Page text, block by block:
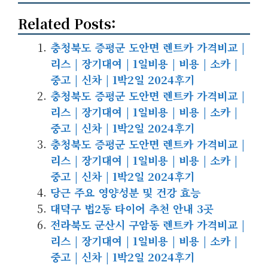
Related Posts:
충청북도 증평군 도안면 렌트카 가격비교 |
리스 | 장기대여 | 1일비용 | 비용 | 소카 |
중고 | 신차 | 1박2일 2024후기
충청북도 증평군 도안면 렌트카 가격비교 |
리스 | 장기대여 | 1일비용 | 비용 | 소카 |
중고 | 신차 | 1박2일 2024후기
충청북도 증평군 도안면 렌트카 가격비교 |
리스 | 장기대여 | 1일비용 | 비용 | 소카 |
중고 | 신차 | 1박2일 2024후기
당근 주요 영양성분 및 건강 효능
대덕구 법2동 타이어 추천 안내 3곳
전라북도 군산시 구암동 렌트카 가격비교 |
리스 | 장기대여 | 1일비용 | 비용 | 소카 |
중고 | 신차 | 1박2일 2024후기